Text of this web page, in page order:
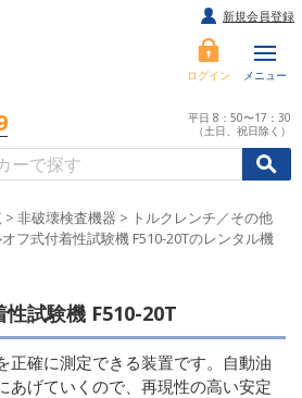
ログイン メニュー
平日 8：50〜17：30
（土日、祝日除く）
//
新規会員登録
> 非破壊検査機器 > トルクレンチ／その他
フ式付着性試験機 F510-20Tのレンタル機
性試験機 F510-20T
正確に測定できる装置です。自動油
あげていくので、再現性の高い安定